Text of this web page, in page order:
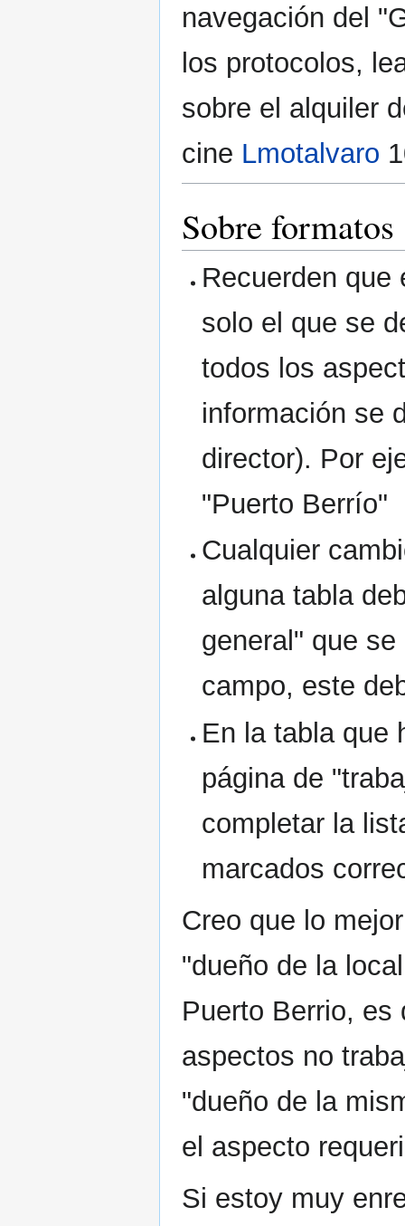
navegación del
los protocolos,
sobre el alquiler
cine Lmotalvaro
Sobre formatos
Recuerden que
solo el que se
todos los
información se
director). Por
"Puerto Berrío"
Cualquier
alguna tabla
general" que
campo, este
En la tabla que
página de
completar la
marcados
Creo que lo
"dueño de la
Puerto Berrio,
aspectos no
"dueño de la
el aspecto
Si estoy muy